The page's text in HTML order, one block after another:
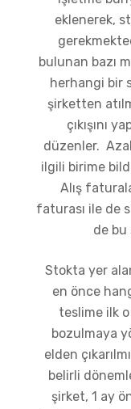
eklenerek,
bulunan bazı
herhangi bir
şirketten
çıkışını
düzenler.
ilgili birime
Alış
faturası ile de
de bu
Stokta yer
en önce
teslime ilk
bozulmaya
elden
belirli
şirket, 1 ay